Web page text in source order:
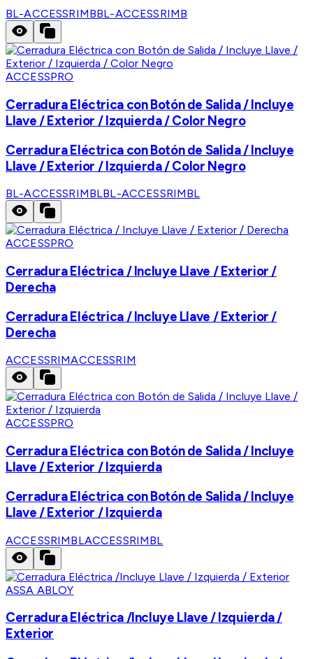
BL-ACCESSRIMBBL-ACCESSRIMB
ACCESSPRO
Cerradura Eléctrica con Botón de Salida / Incluye
Llave / Exterior / Izquierda / Color Negro
Cerradura Eléctrica con Botón de Salida / Incluye
Llave / Exterior / Izquierda / Color Negro
BL-ACCESSRIMBLBL-ACCESSRIMBL
ACCESSPRO
Cerradura Eléctrica / Incluye Llave / Exterior /
Derecha
Cerradura Eléctrica / Incluye Llave / Exterior /
Derecha
ACCESSRIMACCESSRIM
ACCESSPRO
Cerradura Eléctrica con Botón de Salida / Incluye
Llave / Exterior / Izquierda
Cerradura Eléctrica con Botón de Salida / Incluye
Llave / Exterior / Izquierda
ACCESSRIMBLACCESSRIMBL
ASSA ABLOY
Cerradura Eléctrica /Incluye Llave / Izquierda /
Exterior